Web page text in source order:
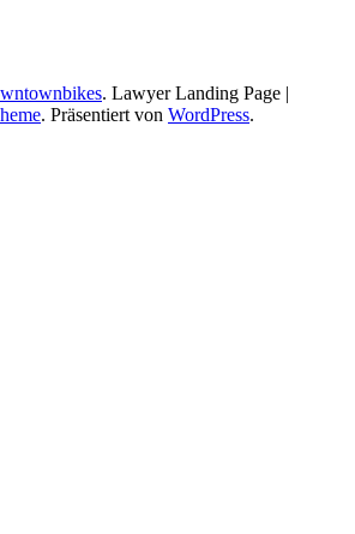
. Lawyer Landing Page |
. Präsentiert von WordPress.